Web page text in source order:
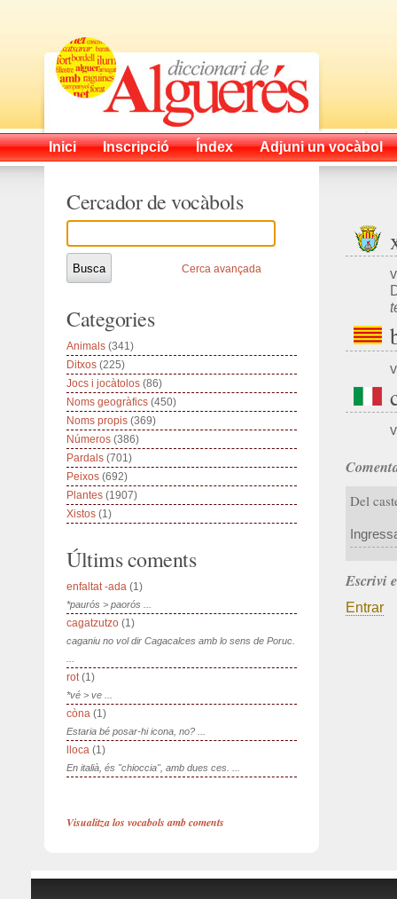
Inici Inscripció Índex Adjuni un vocàbol
Del
Escrivi
Entrar
Cercador de vocàbols
Cerca avançada
Categories
Animals (341)
Ditxos (225)
Jocs i jocàtolos (86)
Noms geogràfics (450)
Noms propis (369)
Números (386)
Pardals (701)
Peixos (692)
Plantes (1907)
Xistos (1)
Últims coments
enfaltat -ada (1)
*paurós > paorós ...
cagatzutzo (1)
caganiu no vol dir Cagacalces amb lo sens de Poruc.
rot(1)
*vé > ve ...
còna (1)
Estaria bé posar-hi icona, no? ...
lloca (1)
En italià, és "chioccia", amb dues ces. ...
Visualitza los vocabols amb coments